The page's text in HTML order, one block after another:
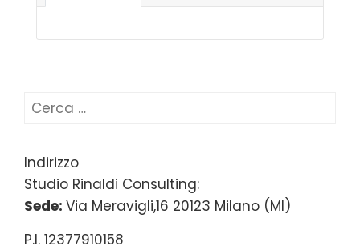
Ricerca
Indirizzo
Studio Rinaldi Consulting:
Sede: Via Meravigli,16 20123 Milano (MI)
P.I. 12377910158